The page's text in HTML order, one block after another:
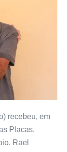
recebeu, em
Placas,
Rael